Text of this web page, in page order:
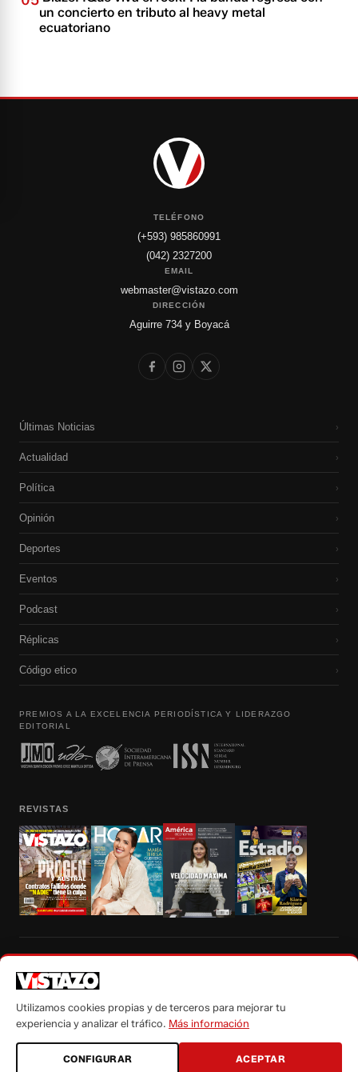
un concierto en tributo al heavy metal
ecuatoriano
TELÉFONO
(+593) 985860991
(042) 2327200
EMAIL
webmaster@vistazo.com
DIRECCIÓN
Aguirre 734 y Boyacá
Últimas Noticias ›
Actualidad ›
Política ›
Opinión ›
Deportes ›
Eventos ›
Podcast ›
Réplicas ›
Código etico ›
PREMIOS A LA EXCELENCIA PERIODÍSTICA Y LIDERAZGO
EDITORIAL
REVISTAS
autorización escrita de su titular, de todos los contenidos de Vistazo.com.
Utilizamos cookies propias y de terceros para mejorar tu
experiencia y analizar el tráfico. Más información
CONFIGURAR ACEPTAR